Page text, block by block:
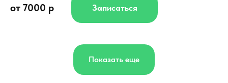
от 7000 р Записаться
Показать еще